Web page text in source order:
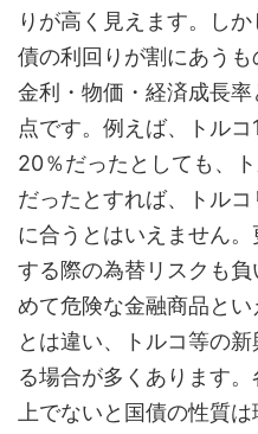
りが高く見えます。し
債の利回りが割にあう
金利・物価・経済成長
点です。例えば、トル
20％だったとしても、
だったとすれば、トル
に合うとはいえません
する際の為替リスクも
めて危険な金融商品と
とは違い、トルコ等の
る場合が多くあります
上でないと国債の性質